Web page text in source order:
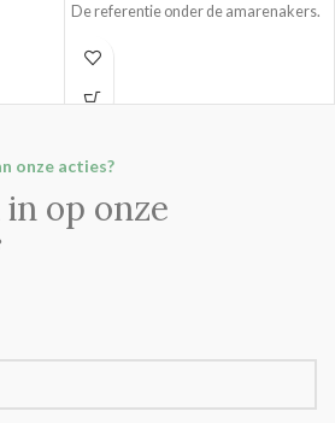
De referentie onder de amarenakers.
onze acties?
op onze